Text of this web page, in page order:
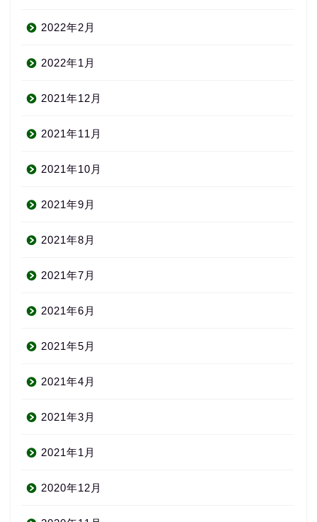
2022年2月
2022年1月
2021年12月
2021年11月
2021年10月
2021年9月
2021年8月
2021年7月
2021年6月
2021年5月
2021年4月
2021年3月
2021年1月
2020年12月